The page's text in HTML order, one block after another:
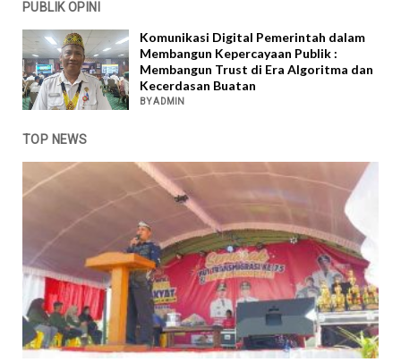
PUBLIK OPINI
Komunikasi Digital Pemerintah dalam
Membangun Kepercayaan Publik :
Membangun Trust di Era Algoritma dan
Kecerdasan Buatan
BY ADMIN
TOP NEWS